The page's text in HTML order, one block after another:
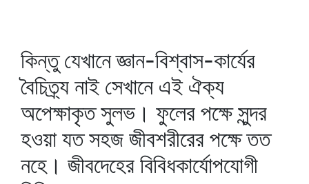
কিন্তু যেখানে জ্ঞান-বিশ্বাস-কার্যের
বৈচিত্র্য নাই সেখানে এই ঐক্য
অপেক্ষাকৃত সুলভ। ফুলের পক্ষে সুন্দর
হওয়া যত সহজ জীবশরীরের পক্ষে তত
নহে। জীবদেহের বিবিধকার্যোপযোগী